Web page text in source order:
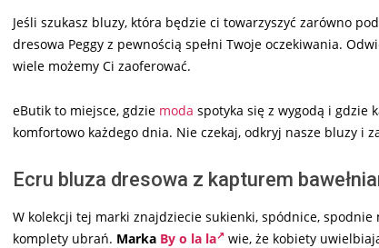
Jeśli szukasz bluzy, która będzie ci towarzyszyć zarówno
dresowa Peggy z pewnością spełni Twoje oczekiwania.
wiele możemy Ci zaoferować.
eButik to miejsce, gdzie moda spotyka się z wygodą i gdzie
komfortowo każdego dnia. Nie czekaj, odkryj nasze bluzy i
Ecru bluza dresowa z kapturem
W kolekcji tej marki znajdziecie sukienki, spódnice,
komplety ubrań. Marka By o la la wie, że kobiety